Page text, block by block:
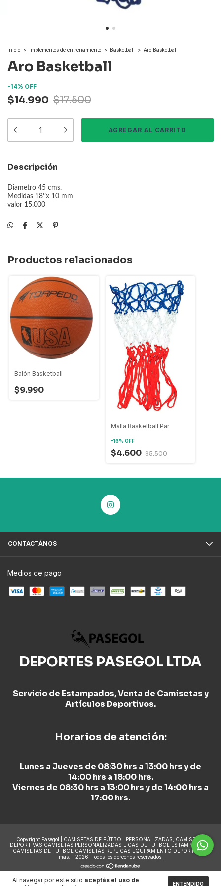
Al navegar por este sitio aceptás el uso de
ENTENDIDO
Inicio > Implementos de entrenamiento > Basketball > Aro Basketball
Aro Basketball
-14% OFF
$14.990 $17.500
Descripción
Diametro 45 cms.
Medidas 18’’x 10 mm
valor 15.000
Productos relacionados
Balón Basketball
$9.990
Malla Basketball Par
-16% OFF
$4.600 $5.500
CONTACTÁNOS
Medios de pago
DEPORTES PASEGOL LTDA
Servicio de Estampados, Venta de Camisetas y
Artículos Deportivos.
Horarios de atención:
Lunes a Jueves de 08:30 hrs a 13:00 hrs y de
14:00 hrs a 18:00 hrs.
Viernes de 08:30 hrs a 13:00 hrs y de 14:00 hrs a
17:00 hrs.
Copyright Pasegol | CAMISETAS DE FÚTBOL PERSONALIZADAS, CAMISETAS
DEPORTIVAS CAMISETAS PERSONALIZADAS LIGAS DE FUTBOL ESTAMPADO DE
CAMISETAS DE FUTBOL CAMISETAS REPLICAS EQUIPAMIENTO DEPORTIVO y
mas. - 2026. Todos los derechos reservados.